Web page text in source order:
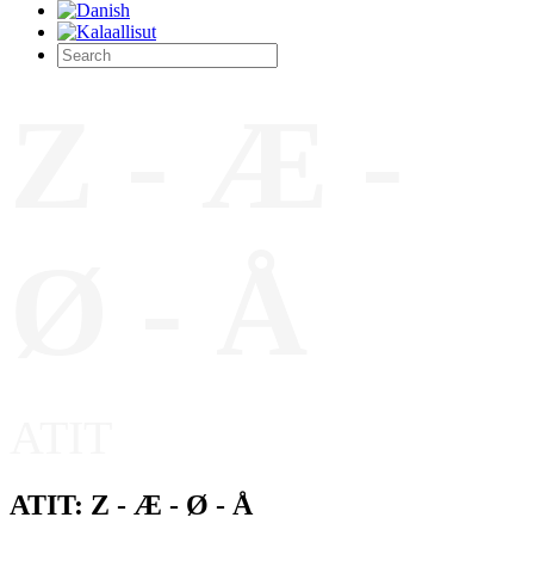
ATIT: Z - Æ - Ø - Å